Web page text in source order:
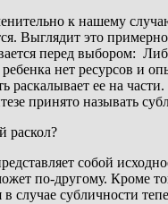
к нашему
Выглядит это
перед выбором:
нет ресурсов и
раскалывает ее на
принято называть
раскол?
собой
по-другому. Кроме
в случае субличности